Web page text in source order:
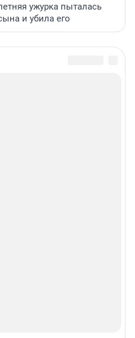
ужурка пыталась
и убила его